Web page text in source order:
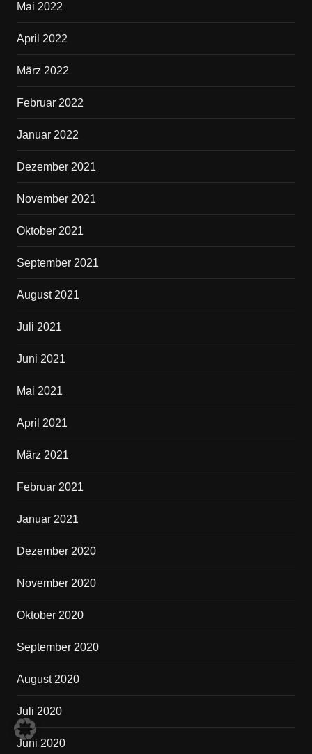
Mai 2022
April 2022
März 2022
Februar 2022
Januar 2022
Dezember 2021
November 2021
Oktober 2021
September 2021
August 2021
Juli 2021
Juni 2021
Mai 2021
April 2021
März 2021
Februar 2021
Januar 2021
Dezember 2020
November 2020
Oktober 2020
September 2020
August 2020
Juli 2020
Juni 2020